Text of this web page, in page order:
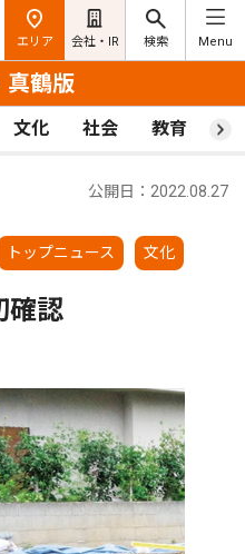
エリア 会社・IR 検索 Menu
真鶴版
文化 社会 教育 ス
トップニュース 文化
公開日：2022.08.27
確認